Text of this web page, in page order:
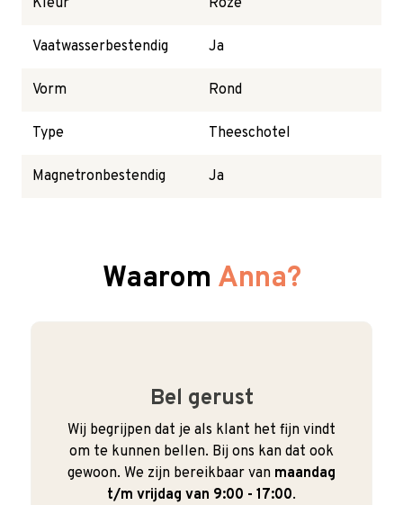
Kleur Roze
Vaatwasserbestendig Ja
Vorm Rond
Type Theeschotel
Magnetronbestendig Ja
Waarom Anna?
Bel gerust
Wij begrijpen dat je als klant het fijn vindt
om te kunnen bellen. Bij ons kan dat ook
gewoon. We zijn bereikbaar van maandag
t/m vrijdag van 9:00 - 17:00.